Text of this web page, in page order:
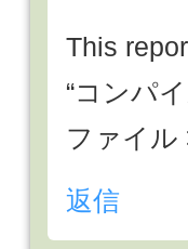
This
“コンパ
ファイル
返信